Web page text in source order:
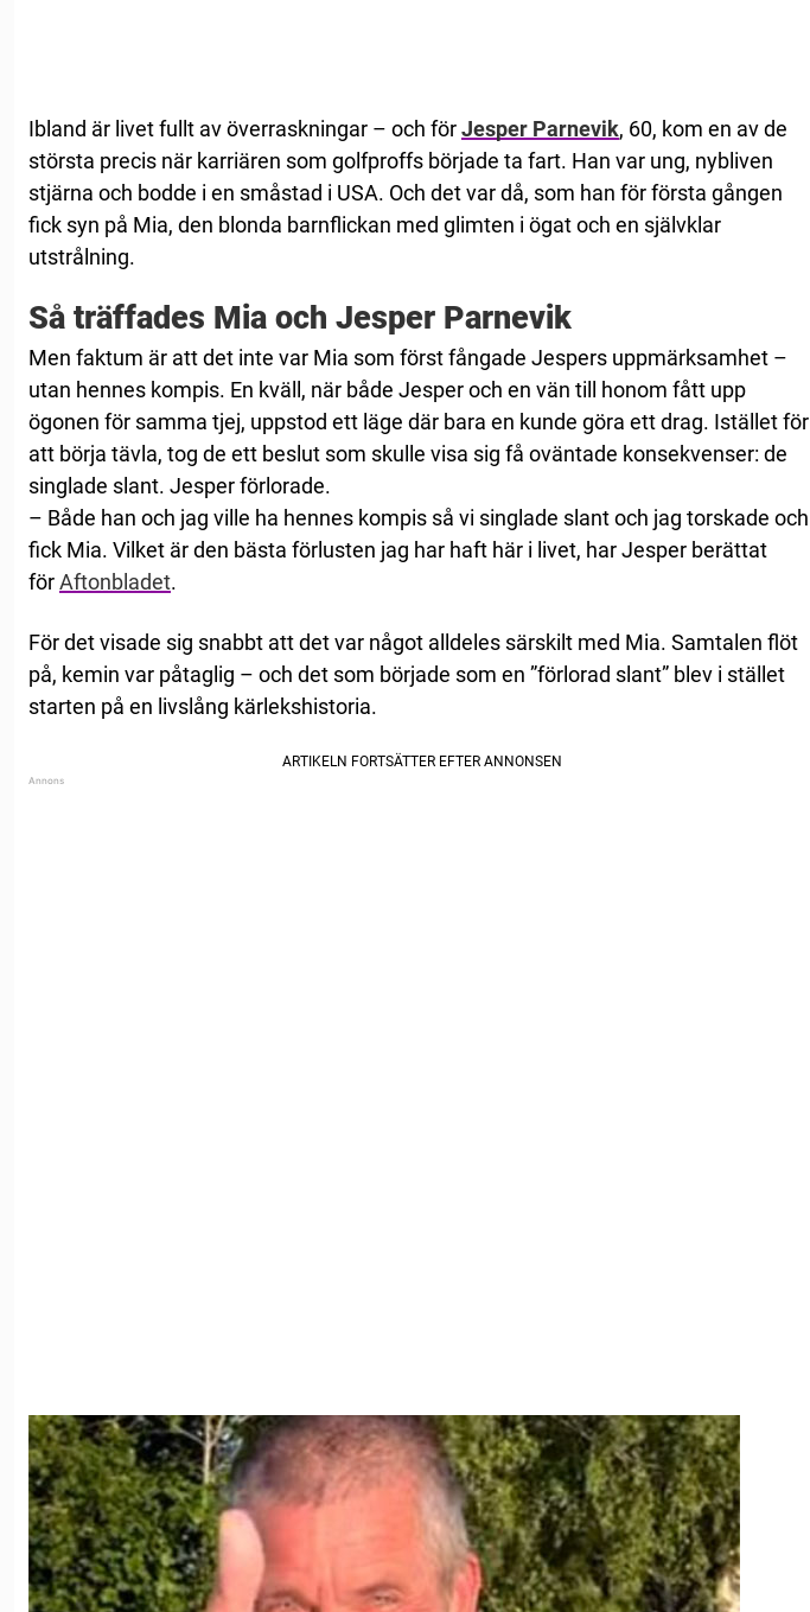
Ibland är livet fullt av överraskningar – och förJesper Parnevik, 60, kom en av de
största precis när karriären som golfproffs började ta fart. Han var ung, nybliven
stjärna och bodde i en småstad i USA. Och det var då, som han för första gången
fick syn på Mia, den blonda barnflickan med glimten i ögat och en självklar
utstrålning.
Så träffades Mia och Jesper Parnevik
Men faktum är att det inte var Mia som först fångade Jespers uppmärksamhet –
utan hennes kompis. En kväll, när både Jesper och en vän till honom fått upp
ögonen för samma tjej, uppstod ett läge där bara en kunde göra ett drag. Istället för
att börja tävla, tog de ett beslut som skulle visa sig få oväntade konsekvenser: de
singlade slant. Jesper förlorade.
– Både han och jag ville ha hennes kompis så vi singlade slant och jag torskade och
fick Mia. Vilket är den bästa förlusten jag har haft här i livet, har Jesper berättat
förAftonbladet.
För det visade sig snabbt att det var något alldeles särskilt med Mia. Samtalen flöt
på, kemin var påtaglig – och det som började som en ”förlorad slant” blev i stället
starten på en livslång kärlekshistoria.